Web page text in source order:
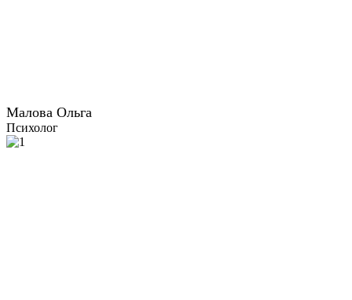
Малова Ольга
Психолог